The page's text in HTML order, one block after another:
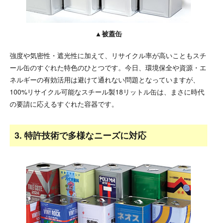
▲被蓋缶
強度や気密性・遮光性に加えて、リサイクル率が高いこともスチ
ール缶のすぐれた特色のひとつです。今日、環境保全や資源・エ
ネルギーの有効活用は避けて通れない問題となっていますが、
100%リサイクル可能なスチール製18リットル缶は、まさに時代
の要請に応えるすぐれた容器です。
3. 特許技術で多様なニーズに対応